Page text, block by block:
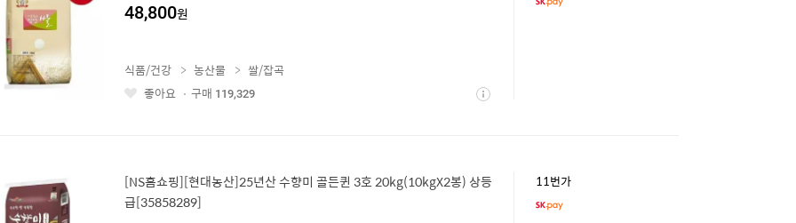
48,800원
좋 상
식품/건강 농산물
쌀/잡곡
좋아요
구매 119,329
[NS홈쇼핑][현대농산]25년산 수향미 골든퀸 3호 20kg(10kgX2봉) 상등
급[35858289]
11번가